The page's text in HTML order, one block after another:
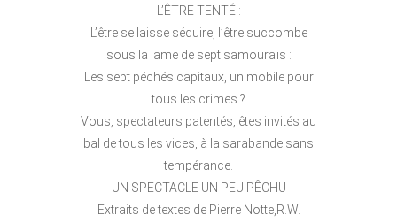
L’ÊTRE TENTÉ :
L’être se laisse séduire, l’être succombe
sous la lame de sept samouraïs :
Les sept péchés capitaux, un mobile pour
tous les crimes ?
Vous, spectateurs patentés, êtes invités au
bal de tous les vices, à la sarabande sans
tempérance.
UN SPECTACLE UN PEU PÊCHU
Extraits de textes de Pierre Notte,R.W.